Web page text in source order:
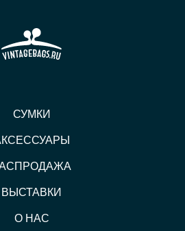
СУМКИ
ВЫСТАВКИ
О НАС